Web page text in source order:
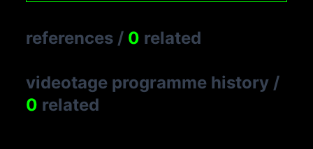
references / 0 related
videotage programme history /
0 related